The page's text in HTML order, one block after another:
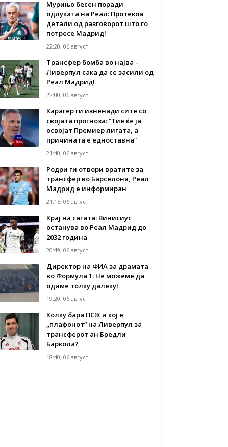
Мурињо бесен поради
одлуката на Реал: Протекоа
детали од разговорот што го
потресе Мадрид!
22:20, 06 август
Трансфер бомба во најва –
Ливерпул сака да се засили од
Реал Мадрид!
22:00, 06 август
Карагер ги изненади сите со
својата прогноза: “Тие ќе ја
освојат Премиер лигата, а
причината е едноставна”
21:40, 06 август
Родри ги отвори вратите за
трансфер во Барселона, Реал
Мадрид е информиран
21:15, 06 август
Крај на сагата: Винисиус
останува во Реал Мадрид до
2032 година
20:49, 06 август
Директор на ФИА за драмата
во Формула 1: Не можеме да
одиме толку далеку!
19:20, 06 август
Колку бара ПСЖ и кој е
„плафонот“ на Ливерпул за
трансферот ан Бредли
Баркола?
18:40, 06 август